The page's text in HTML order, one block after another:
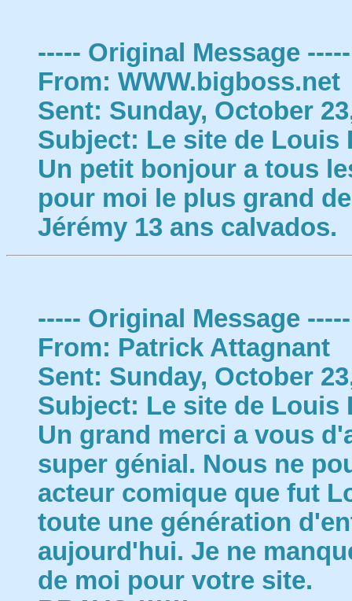
----- Original Message -----
From: WWW.bigboss.net
Sent: Sunday, October
Subject: Le site de Louis
Un petit bonjour a tous
pour moi le plus grand
Jérémy 13 ans calvados.
----- Original Message -----
From: Patrick Attagnant
Sent: Sunday, October
Subject: Le site de Louis
Un grand merci a vous
super génial. Nous ne
acteur comique que fut
toute une génération
aujourd'hui. Je ne
de moi pour votre site.